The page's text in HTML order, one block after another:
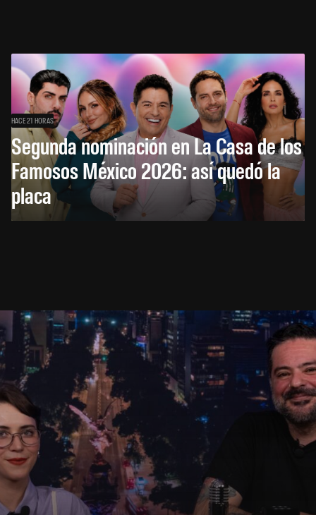
HACE 21 HORAS
Segunda nominación en La Casa de los
Famosos México 2026: así quedó la
placa